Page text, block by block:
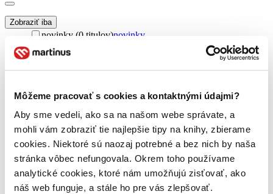
Môžeme pracovať s cookies a kontaktnými údajmi?
Aby sme vedeli, ako sa na našom webe správate, a
mohli vám zobraziť tie najlepšie tipy na knihy, zbierame
cookies. Niektoré sú naozaj potrebné a bez nich by naša
stránka vôbec nefungovala. Okrem toho používame
analytické cookies, ktoré nám umožňujú zisťovať, ako
náš web funguje, a stále ho pre vás zlepšovať.
Zobraziť iba
novinky (0 titulov)novinky
zľavnené tituly (0 titulov)
Dostupnosť
predpredaj (0 titulov)predpredaj
dostupná (bez vypredaných) (0 titulov)dostupná (bez
vypredaných)
nová (0 titulov)nová
čítaná (0 titulov)čítaná
čítaná - výborný stav (0 titulov)čítaná - výborný stav